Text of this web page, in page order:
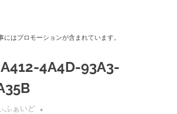
はプロモーションが含まれています。
4A4D-93A3-
ふぁいど